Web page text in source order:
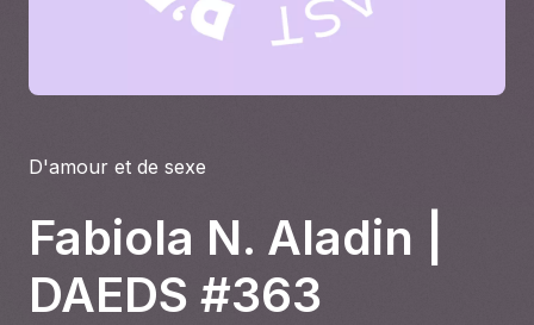
Carrière
Location studio
D'amour et de sexe
Fabiola N. Aladin |
DAEDS #363